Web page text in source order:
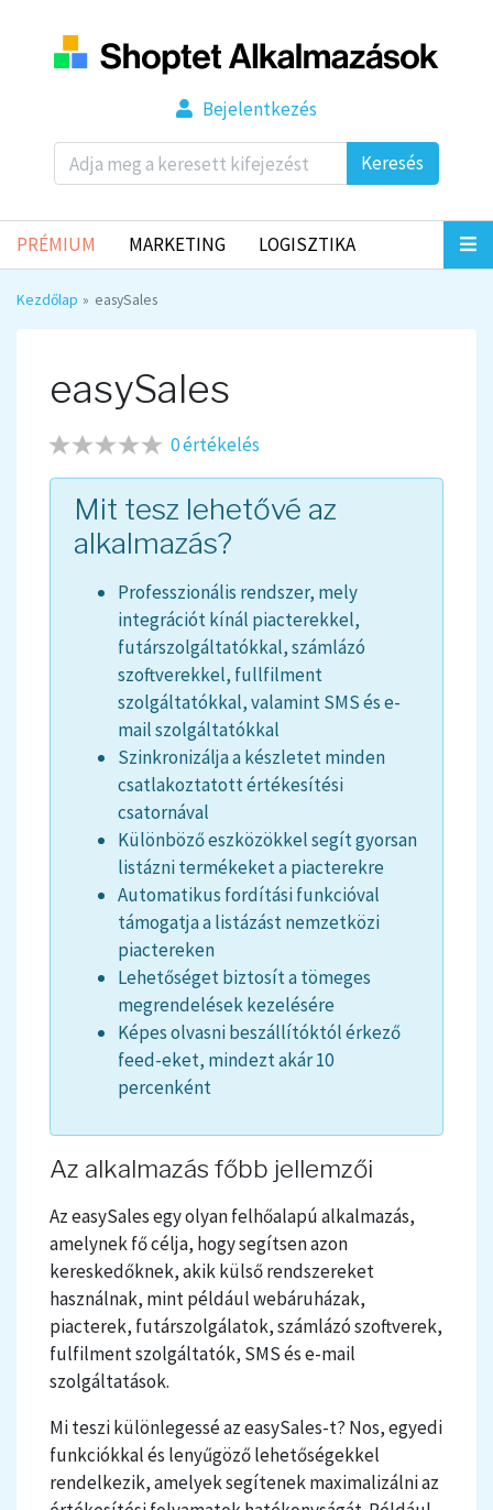
Keresés
Bejelentkezés
PRÉMIUM MARKETING LOGISZTIKA
Kezdőlap easySales
easySales
0 értékelés
Mit tesz lehetővé az
alkalmazás?
Professzionális rendszer, mely
integrációt kínál piacterekkel,
futárszolgáltatókkal, számlázó
szoftverekkel, fullfilment
szolgáltatókkal, valamint SMS és e-
mail szolgáltatókkal
Szinkronizálja a készletet minden
csatlakoztatott értékesítési
csatornával
Különböző eszközökkel segít gyorsan
listázni termékeket a piacterekre
Automatikus fordítási funkcióval
támogatja a listázást nemzetközi
piactereken
Lehetőséget biztosít a tömeges
megrendelések kezelésére
Képes olvasni beszállítóktól érkező
feed-eket, mindezt akár 10
percenként
Az alkalmazás főbb jellemzői
Az easySales egy olyan felhőalapú alkalmazás,
amelynek fő célja, hogy segítsen azon
kereskedőknek, akik külső rendszereket
használnak, mint például webáruházak,
piacterek, futárszolgálatok, számlázó szoftverek,
fulfilment szolgáltatók, SMS és e-mail
szolgáltatások.
Mi teszi különlegessé az easySales-t? Nos, egyedi
funkciókkal és lenyűgöző lehetőségekkel
rendelkezik, amelyek segítenek maximalizálni az